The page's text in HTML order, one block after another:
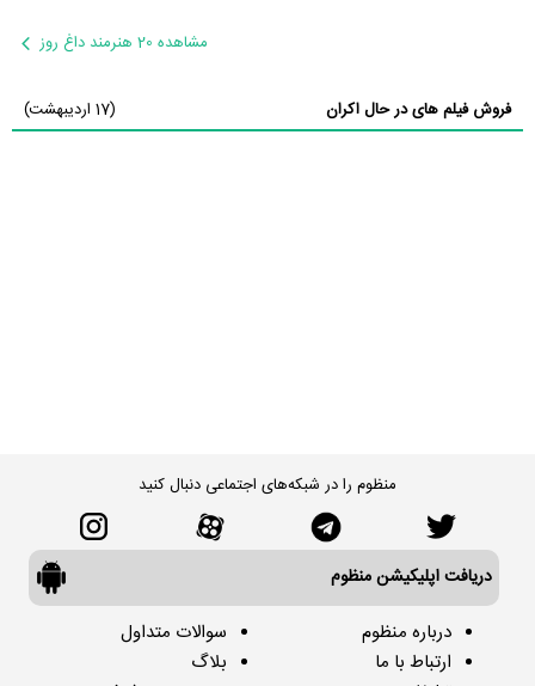
مشاهده 20 هنرمند داغ روز
فروش فیلم های در حال اکران (17 اردیبهشت)
منظوم را در شبکه‌های اجتماعی دنبال کنید
دریافت اپلیکیشن منظوم
درباره منظوم
ارتباط با ما
سوالات متداول
بلاگ